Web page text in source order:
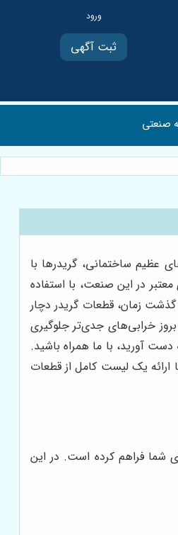
ثبت آگهی
صنعتی
عظیم ساختمانی، گریدرها با
در این صنعت، با استفاده
زمان، قطعات گریدر دچار
بروز خرابی‌های جدی‌تر جلوگیری
آورید، با ما همراه باشید.
ارائه یک لیست کامل از قطعات
شما فراهم کرده است. در این